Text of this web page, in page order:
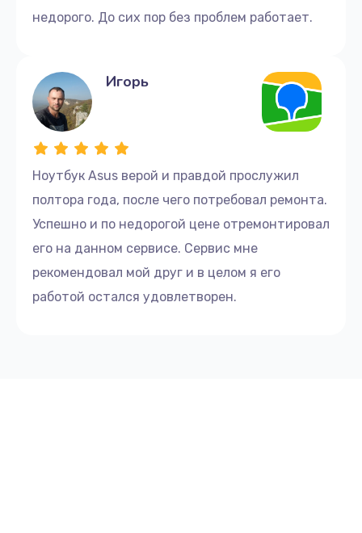
недорого. До сих пор без проблем работает.
Ноутбук Asus верой и правдой прослужил
полтора года, после чего потребовал ремонта.
Успешно и по недорогой цене отремонтировал
его на данном сервисе. Сервис мне
рекомендовал мой друг и в целом я его
работой остался удовлетворен.
Игорь